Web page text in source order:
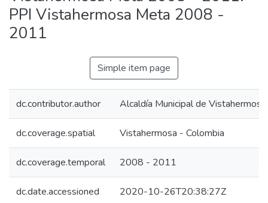
PPI Vistahermosa Meta 2008 -
2011
Simple item page
dc.contributor.author Alcaldía Municipal de
dc.coverage.spatial Vistahermosa - Colombia
dc.coverage.temporal 2008 - 2011
dc.date.accessioned 2020-10-26T20:38:27Z